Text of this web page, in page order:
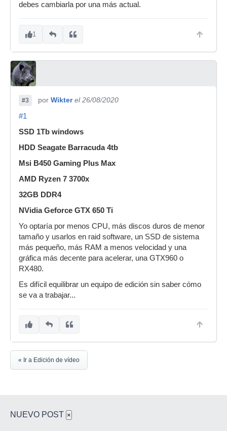
debes cambiarla por una más actual.
1
#3 por Wikter el 26/08/2020
#1
SSD 1Tb windows
HDD Seagate Barracuda 4tb
Msi B450 Gaming Plus Max
AMD Ryzen 7 3700x
32GB DDR4
NVidia Geforce GTX 650 Ti
Yo optaría por menos CPU, más discos duros de menor
tamaño y usarlos en raid software, un SSD de sistema
más pequeño, más RAM a menos velocidad y una
gráfica más decente para acelerar, una GTX960 o
RX480.
Es difícil equilibrar un equipo de edición sin saber cómo
se va a trabajar...
« Ir a Edición de vídeo
NUEVO POST ×